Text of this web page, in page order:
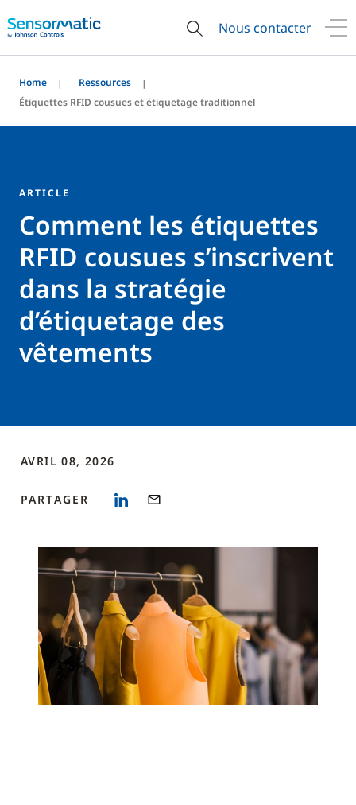
Nous contacter
Home
Ressources
Étiquettes RFID cousues et étiquetage traditionnel
ARTICLE
Comment les étiquettes
RFID cousues s’inscrivent
dans la stratégie
d’étiquetage des
vêtements
AVRIL 08, 2026
PARTAGER